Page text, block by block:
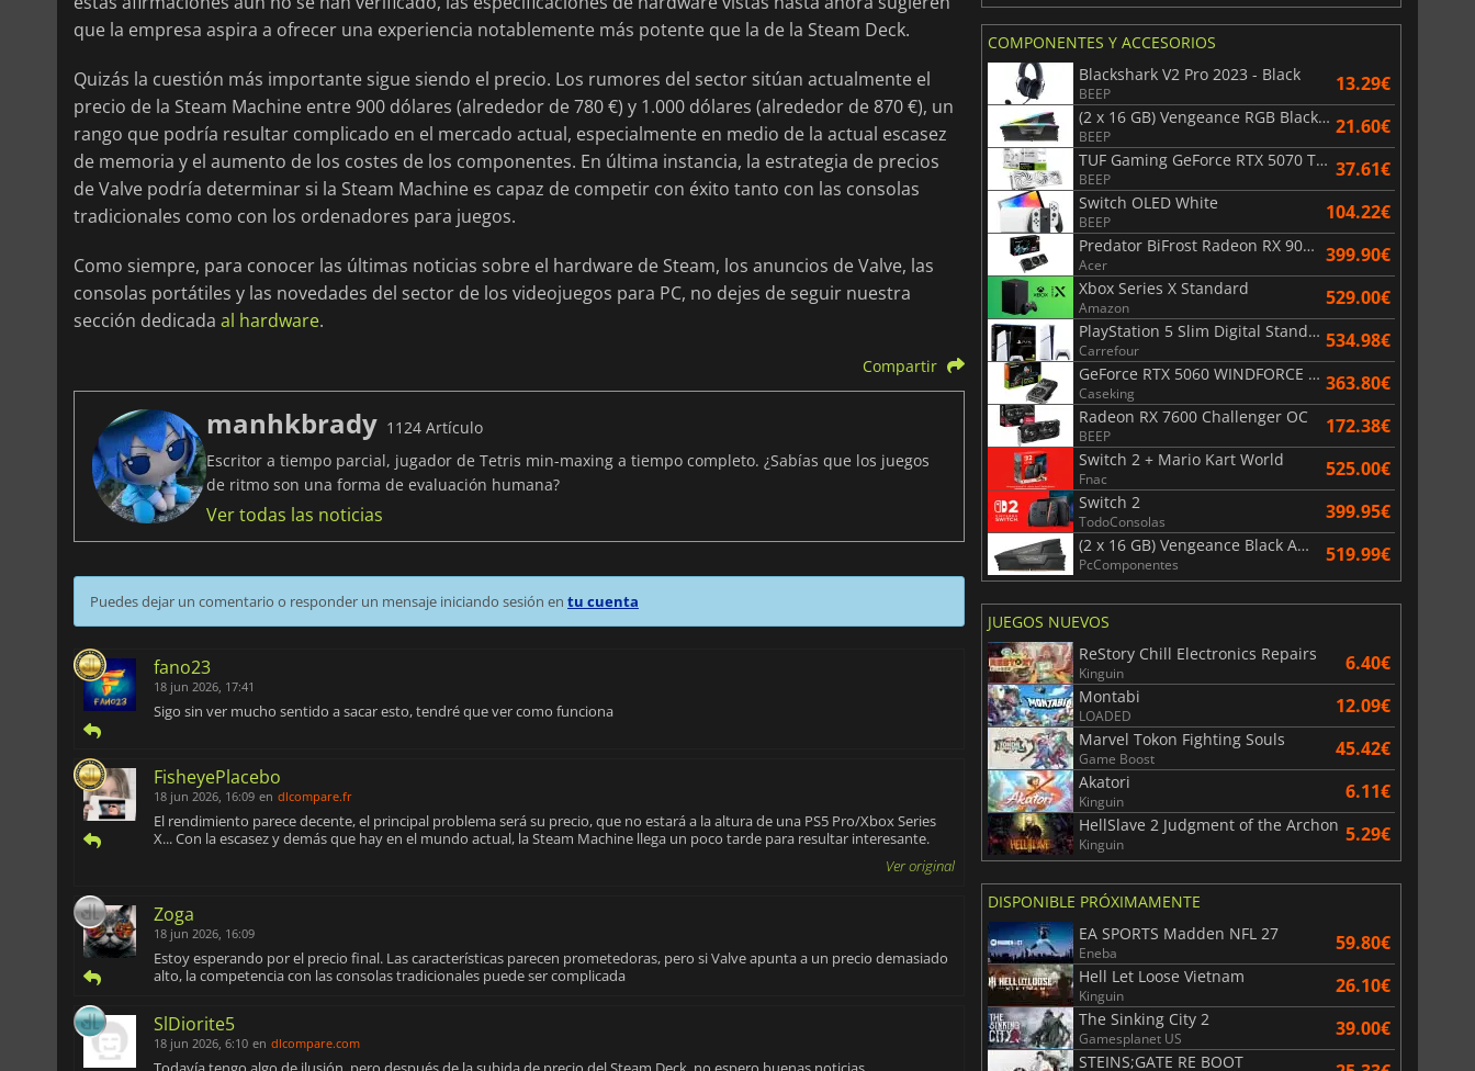
que la empresa aspira a ofrecer una experiencia notablemente más potente que la de la Steam Deck.
Quizás la cuestión más importante sigue siendo el precio. Los rumores del sector sitúan actualmente el
precio de la Steam Machine entre 900 dólares (alrededor de 780 €) y 1.000 dólares (alrededor de 870 €), un
rango que podría resultar complicado en el mercado actual, especialmente en medio de la actual escasez
de memoria y el aumento de los costes de los componentes. En última instancia, la estrategia de precios
de Valve podría determinar si la Steam Machine es capaz de competir con éxito tanto con las consolas
tradicionales como con los ordenadores para juegos.
Como siempre, para conocer las últimas noticias sobre el hardware de Steam, los anuncios de Valve, las
consolas portátiles y las novedades del sector de los videojuegos para PC, no dejes de seguir nuestra
sección dedicada al hardware.
Compartir
manhkbrady 1124 Artículo
Escritor a tiempo parcial, jugador de Tetris min-maxing a tiempo completo. ¿Sabías que los juegos
de ritmo son una forma de evaluación humana?
Ver todas las noticias
Puedes dejar un comentario o responder un mensaje iniciando sesión en tu cuenta
fano23
18 jun 2026, 17:41
Sigo sin ver mucho sentido a sacar esto, tendré que ver como funciona
FisheyePlacebo
18 jun 2026, 16:09 en dlcompare.fr
El rendimiento parece decente, el principal problema será su precio, que no estará a la altura de una PS5 Pro/Xbox Series
X... Con la escasez y demás que hay en el mundo actual, la Steam Machine llega un poco tarde para resultar interesante.
Ver original
Zoga
18 jun 2026, 16:09
Estoy esperando por el precio final. Las características parecen prometedoras, pero si Valve apunta a un precio demasiado
alto, la competencia con las consolas tradicionales puede ser complicada
SlDiorite5
18 jun 2026, 6:10 en dlcompare.com
COMPONENTES Y ACCESORIOS
Blackshark V2 Pro 2023 - Black
BEEP 13.29€
(2 x 16 GB) Vengeance RGB Black AMD Expo 6000 MHz - CAS 30
BEEP 21.60€
TUF Gaming GeForce RTX 5070 Ti OC White Edition 16GB
BEEP 37.61€
Switch OLED White
BEEP 104.22€
Predator BiFrost Radeon RX 9070 XT OC 16 Go
Acer 399.90€
Xbox Series X Standard
Amazon 529.00€
PlayStation 5 Slim Digital Standard
Carrefour 534.98€
GeForce RTX 5060 WINDFORCE OC 8G
Caseking 363.80€
Radeon RX 7600 Challenger OC
BEEP 172.38€
Switch 2 + Mario Kart World
Fnac 525.00€
Switch 2
TodoConsolas 399.95€
(2 x 16 GB) Vengeance Black AMD Expo 6000 MHz - CAS 30
PcComponentes 519.99€
JUEGOS NUEVOS
ReStory Chill Electronics Repairs
Kinguin 6.40€
Montabi
LOADED 12.09€
Marvel Tokon Fighting Souls
Game Boost 45.42€
Akatori
Kinguin 6.11€
HellSlave 2 Judgment of the Archon
Kinguin 5.29€
DISPONIBLE PRÓXIMAMENTE
EA SPORTS Madden NFL 27
Eneba 59.80€
Hell Let Loose Vietnam
Kinguin 26.10€
The Sinking City 2
Gamesplanet US 39.00€
STEINS;GATE RE BOOT